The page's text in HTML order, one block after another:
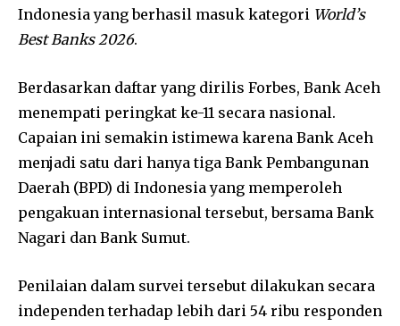
Indonesia yang berhasil masuk kategori World’s
Best Banks 2026.
Berdasarkan daftar yang dirilis Forbes, Bank Aceh
menempati peringkat ke-11 secara nasional.
Capaian ini semakin istimewa karena Bank Aceh
menjadi satu dari hanya tiga Bank Pembangunan
Daerah (BPD) di Indonesia yang memperoleh
pengakuan internasional tersebut, bersama Bank
Nagari dan Bank Sumut.
Penilaian dalam survei tersebut dilakukan secara
independen terhadap lebih dari 54 ribu responden